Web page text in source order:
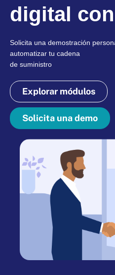
digital
Solicita una demostración
automatizar tu cadena
de suministro
Explorar módulos
Solicita una demo